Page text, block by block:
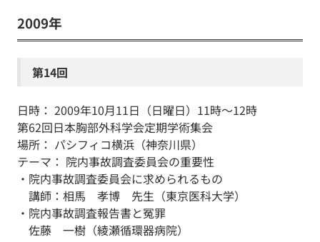
2009年
第14回
日時： 2009年10月11日（日曜日）11時～12時
第62回日本胸部外科学会定期学術集会
場所： パシフィコ横浜（神奈川県）
テーマ： 院内事故調査委員会の重要性
・院内事故調査委員会に求められるもの
講師：相馬 孝博 先生（東京医科大学）
・院内事故調査報告書と冤罪
佐藤 一樹（綾瀬循環器病院）